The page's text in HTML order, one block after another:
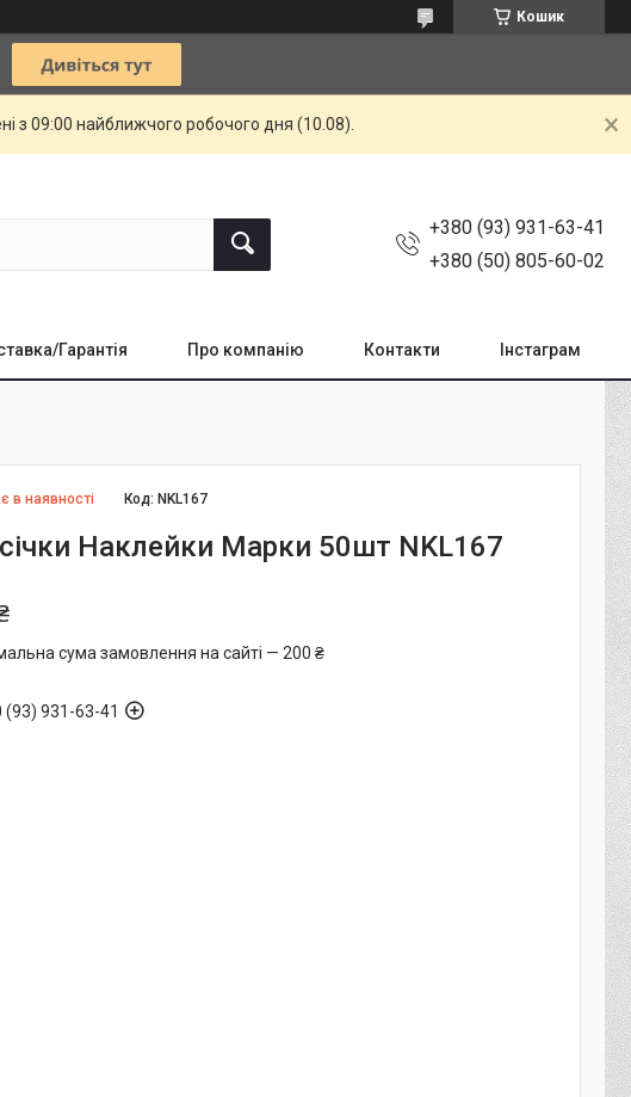
Кошик
з 09:00 найближчого робочого дня (10.08).
+380 (93) 931-63-41
+380 (50) 805-60-02
Гарантія Про компанію Контакти Інстаграм
в наявності Код: NKL167
Наклейки Марки 50шт NKL167
сума замовлення на сайті — 200 ₴
(93) 931-63-41